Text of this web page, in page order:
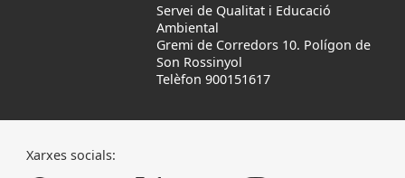
Servei de Qualitat i Educació
Ambiental
Gremi de Corredors 10. Polígon de
Son Rossinyol
Telèfon 900151617
Xarxes socials: